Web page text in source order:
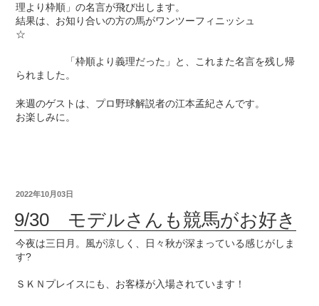
理より枠順」の名言が飛び出します。
結果は、お知り合いの方の馬がワンツーフィニッシュ
☆
「枠順より義理だった」と、これまた名言を残し帰
られました。
来週のゲストは、プロ野球解説者の江本孟紀さんです。
お楽しみに。
2022年10月03日
9/30 モデルさんも競馬がお好き
今夜は三日月。風が涼しく、日々秋が深まっている感じがしま
す?
ＳＫＮプレイスにも、お客様が入場されています！